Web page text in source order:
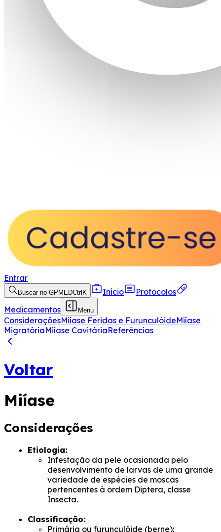
Entrar
Buscar no GPMEDCtrl K Início
Protocolos
Medicamentos
Menu
ConsideraçõesMiíase Feridas e FurunculóideMiíase
MigratóriaMiíase CavitáriaReferências
Voltar
Miíase
Considerações
Etiologia:
Infestação da pele ocasionada pelo
desenvolvimento de larvas de uma grande
variedade de espécies de moscas
pertencentes à ordem Diptera, classe
Insecta.
Classificação:
Primária ou furunculóide (berne):